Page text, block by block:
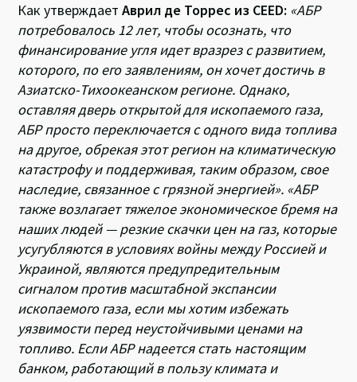
Как утверждаетАврил де Торрес из CEED: «АБР
потребовалось 12 лет, чтобы осознать, что
финансирование угля идет вразрез с развитием,
которого, по его заявлениям, он хочет достичь в
Азиатско-Тихоокеанском регионе. Однако,
оставляя дверь открытой для ископаемого газа,
АБР просто переключается с одного вида топлива
на другое, обрекая этот регион на климатическую
катастрофу и поддерживая, таким образом, свое
наследие, связанное с грязной энергией». «АБР
также возлагает тяжелое экономическое бремя на
наших людей — резкие скачки цен на газ, которые
усугубляются в условиях войны между Россией и
Украиной, являются предупредительным
сигналом против масштабной экспансии
ископаемого газа, если мы хотим избежать
уязвимости перед неустойчивыми ценами на
топливо. Если АБР надеется стать настоящим
банком, работающий в пользу климата и